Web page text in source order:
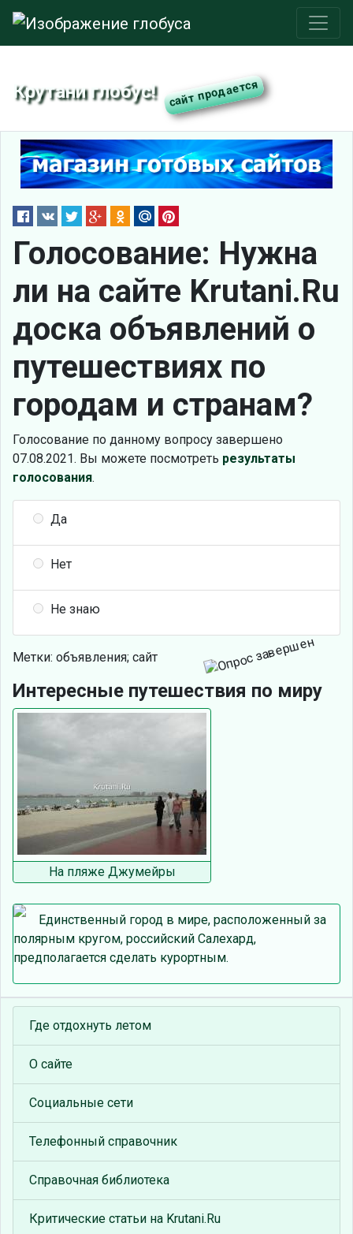
Крутани глобус!
Голосование: Нужна
ли на сайте Krutani.Ru
доска объявлений о
путешествиях по
городам и странам?
Голосование по данному вопросу завершено
07.08.2021. Вы можете посмотреть результаты
голосования.
Да
Нет
Не знаю
Метки: объявления; сайт
Интересные путешествия по миру
На пляже Джумейры
Единственный город в мире, расположенный за
полярным кругом, российский Салехард,
предполагается сделать курортным.
Где отдохнуть летом
О сайте
Социальные сети
Телефонный справочник
Справочная библиотека
Критические статьи на Krutani.Ru